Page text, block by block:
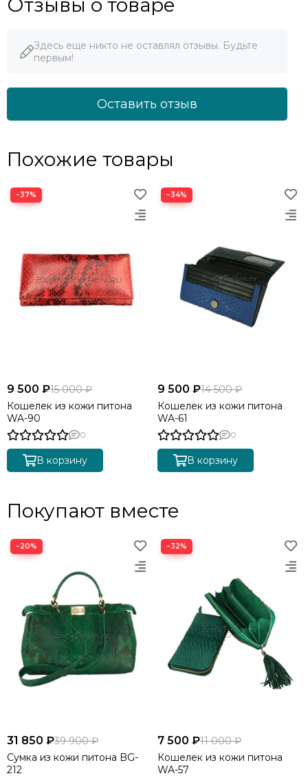
Отзывы о товаре
Здесь еще никто не оставлял отзывы. Будьте
первым!
Оставить отзыв
Похожие товары
−37%
9 500 ₽15 000 ₽
Кошелек из кожи питона
WA-90
0
В корзину
−34%
9 500 ₽14 500 ₽
Кошелек из кожи питона
WA-61
0
В корзину
Покупают вместе
−20%
31 850 ₽39 900 ₽
Сумка из кожи питона BG-
212
−32%
7 500 ₽11 000 ₽
Кошелек из кожи питона
WA-57